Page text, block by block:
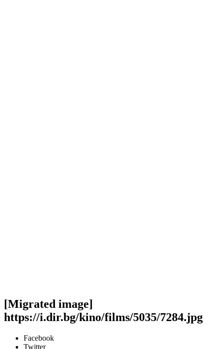
[Migrated image]
https://i.dir.bg/kino/films/5035/7284.jpg
Facebook
Twitter